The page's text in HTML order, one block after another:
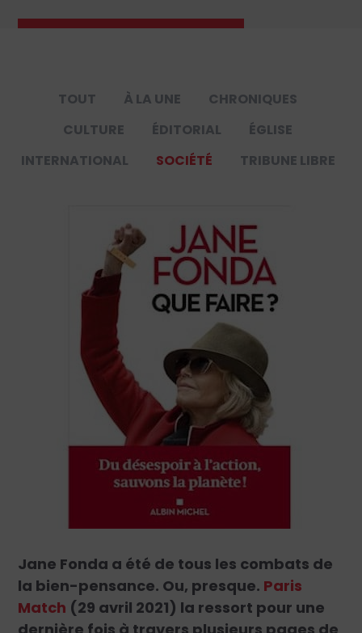
TOUT À LA UNE
CHRONIQUES
CULTURE
ÉDITORIAL
ÉGLISE
INTERNATIONAL
SOCIÉTÉ TRIBUNE LIBRE
Jane Fonda a été de tous les combats de
la bien-pensance. Ou, presque. Paris
Match (29 avril 2021) la ressort pour une
dernière fois à travers plusieurs pages de